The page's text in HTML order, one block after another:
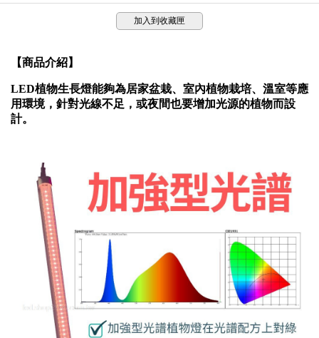
加入到收藏匣
【商品介紹】
LED植物生長燈能夠為居家盆栽、室內植物栽培、溫室等應
用環境，針對光線不足，或夜間也要增加光源的植物而設
計。